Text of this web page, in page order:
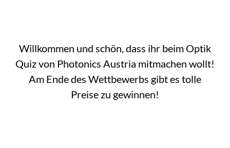
Willkommen und schön, dass ihr beim Optik
Quiz von Photonics Austria mitmachen wollt!
Am Ende des Wettbewerbs gibt es tolle
Preise zu gewinnen!